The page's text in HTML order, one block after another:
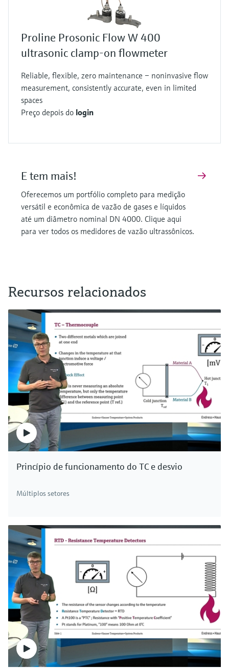
Proline Prosonic Flow W 400
ultrasonic clamp-on flowmeter
Reliable, flexible, zero maintenance – noninvasive flow
measurement, consistently accurate, even in limited
spaces
Preço depois do login
E tem mais!
Oferecemos um portfólio completo para medição
versátil e econômica de vazão de gases e líquidos
até um diâmetro nominal DN 4000. Clique aqui
para ver todos os medidores de vazão ultrassônicos.
Recursos relacionados
Princípio de funcionamento do TC e desvio
Múltiplos setores